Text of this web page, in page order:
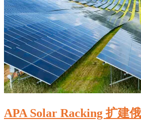
APA Solar Racking 扩建